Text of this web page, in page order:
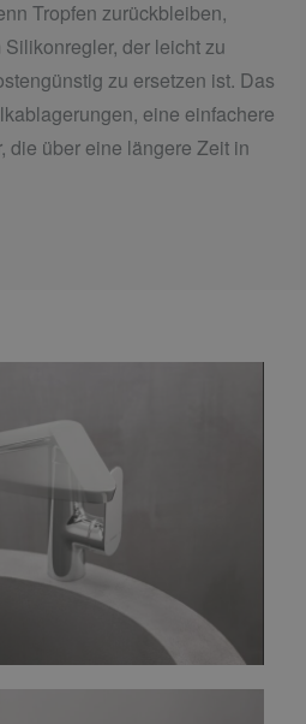
Tropfen zurückbleiben,
der leicht zu
zu ersetzen ist. Das
eine einfachere
die über eine längere Zeit in